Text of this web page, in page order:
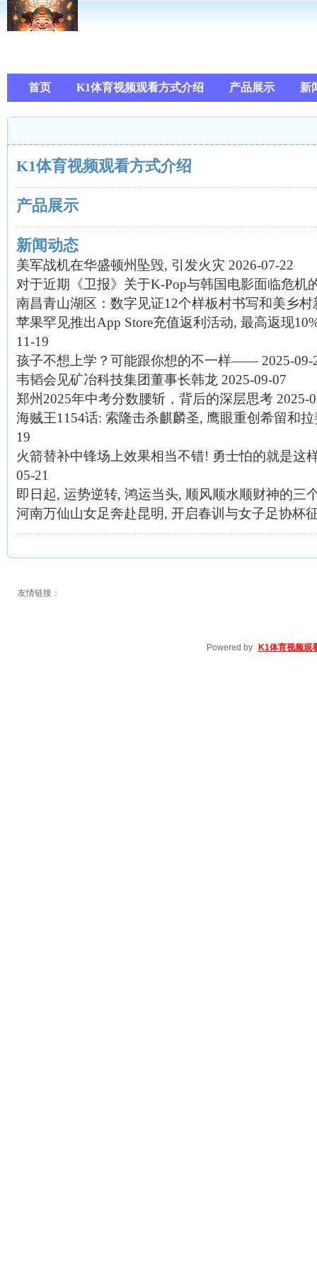
首页 K1体育视频观看方式介绍 产品展示 新
K1体育视频观看方式介绍
产品展示
新闻动态
美军战机在华盛顿州坠毁, 引发火灾 2026-07-22
对于近期《卫报》关于K-Pop与韩国电影面临危机
南昌青山湖区：数字见证12个样板村书写和美乡村
苹果罕见推出App Store充值返利活动, 最高返现
11-19
孩子不想上学？可能跟你想的不一样—— 2025-09-
韦韬会见矿冶科技集团董事长韩龙 2025-09-07
郑州2025年中考分数腰斩，背后的深层思考 2025-
海贼王1154话: 索隆击杀麒麟圣, 鹰眼重创希留和
19
火箭替补中锋场上效果相当不错! 勇士怕的就是这
05-21
即日起, 运势逆转, 鸿运当头, 顺风顺水顺财神的三
河南万仙山女足奔赴昆明, 开启春训与女子足协杯
友情链接：
Powered by K1体育视频观